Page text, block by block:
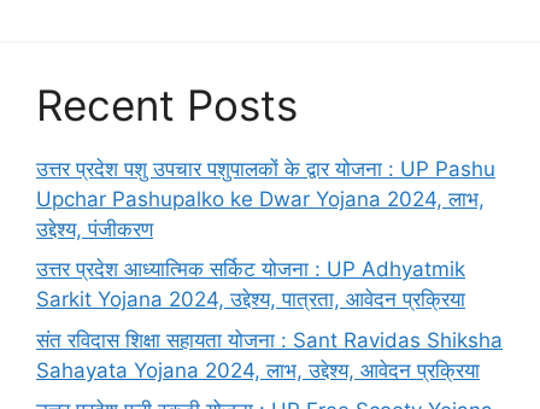
Recent Posts
उत्तर प्रदेश पशु उपचार पशुपालकों के द्वार योजना : UP Pashu
Upchar Pashupalko ke Dwar Yojana 2024, लाभ,
उद्देश्य, पंजीकरण
उत्तर प्रदेश आध्यात्मिक सर्किट योजना : UP Adhyatmik
Sarkit Yojana 2024, उद्देश्य, पात्रता, आवेदन प्रक्रिया
संत रविदास शिक्षा सहायता योजना : Sant Ravidas Shiksha
Sahayata Yojana 2024, लाभ, उद्देश्य, आवेदन प्रक्रिया